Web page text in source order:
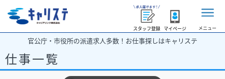
スタッフ登録 マイページ メニュー
官公庁・市役所の派遣求人多数！お仕事探しはキャリステ
仕事一覧